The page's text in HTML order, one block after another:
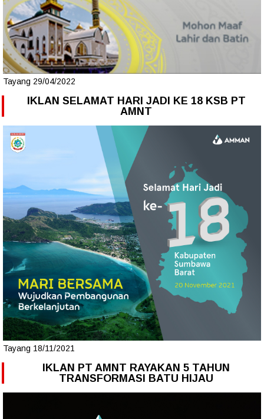
Tayang 29/04/2022
IKLAN SELAMAT HARI JADI KE 18 KSB PT
AMNT
Tayang 18/11/2021
IKLAN PT AMNT RAYAKAN 5 TAHUN
TRANSFORMASI BATU HIJAU